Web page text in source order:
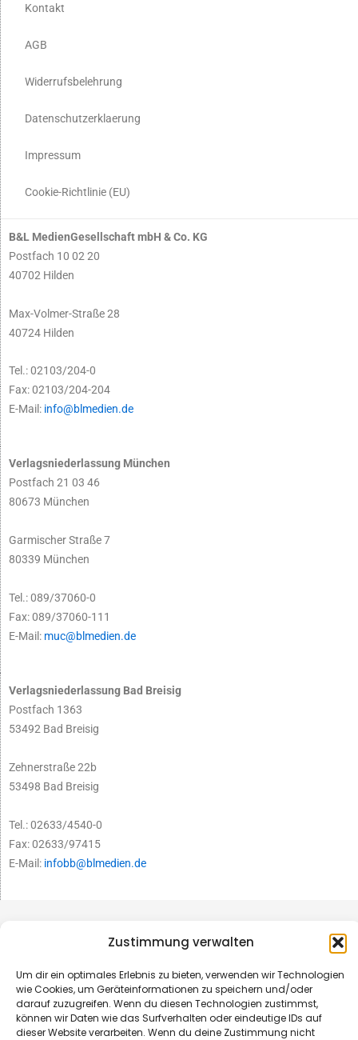
Zustimmung verwalten
Um dir ein optimales Erlebnis zu bieten, verwenden wir Technologien
wie Cookies, um Geräteinformationen zu speichern und/oder
darauf zuzugreifen. Wenn du diesen Technologien zustimmst,
können wir Daten wie das Surfverhalten oder eindeutige IDs auf
dieser Website verarbeiten. Wenn du deine Zustimmung nicht
Kontakt
AGB
Widerrufsbelehrung
Datenschutzerklaerung
Impressum
Cookie-Richtlinie (EU)
B&L MedienGesellschaft mbH & Co. KG
Postfach 10 02 20
40702 Hilden
Max-Volmer-Straße 28
40724 Hilden
Tel.: 02103/204-0
Fax: 02103/204-204
E-Mail: info@blmedien.de
Verlagsniederlassung München
Postfach 21 03 46
80673 München
Garmischer Straße 7
80339 München
Tel.: 089/37060-0
Fax: 089/37060-111
E-Mail: muc@blmedien.de
Verlagsniederlassung Bad Breisig
Postfach 1363
53492 Bad Breisig
Zehnerstraße 22b
53498 Bad Breisig
Tel.: 02633/4540-0
Fax: 02633/97415
E-Mail: infobb@blmedien.de